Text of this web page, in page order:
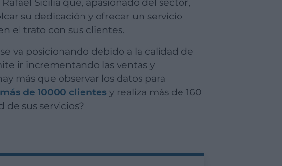
su dedicación y ofrecer un servicio
el trato con sus clientes.
ir incrementando las ventas y
más que observar los datos para
más de 10000 clientes y realiza más de 160
de sus servicios?